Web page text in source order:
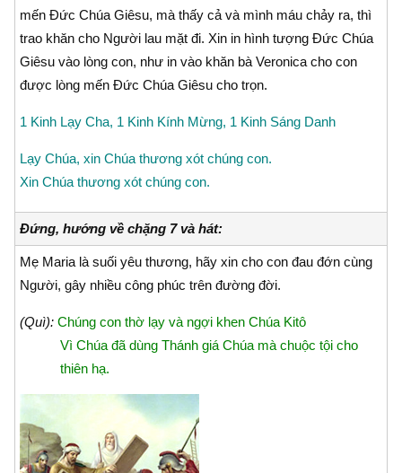
mến Ðức Chúa Giêsu, mà thấy cả và mình máu chảy ra, thì
trao khăn cho Người lau mặt đi. Xin in hình tượng Ðức Chúa
Giêsu vào lòng con, như in vào khăn bà Veronica cho con
được lòng mến Ðức Chúa Giêsu cho trọn.
1 Kinh Lạy Cha, 1 Kinh Kính Mừng, 1 Kinh Sáng Danh
Lạy Chúa, xin Chúa thương xót chúng con.
Xin Chúa thương xót chúng con.
Đứng, hướng về chặng 7 và hát:
Mẹ Maria là suối yêu thương, hãy xin cho con đau đớn cùng
Người, gây nhiều công phúc trên đường đời.
(Quì): Chúng con thờ lạy và ngợi khen Chúa Kitô
Vì Chúa đã dùng Thánh giá Chúa mà chuộc tội cho
thiên hạ.